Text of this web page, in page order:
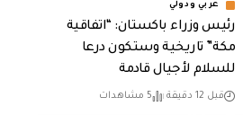
عربي ودولي
رئيس وزراء باكستان: “اتفاقية
مكة” تاريخية وستكون درعا
للسلام لأجيال قادمة
قبل 12 دقيقة 5 مشاهدات